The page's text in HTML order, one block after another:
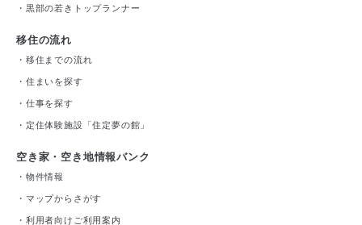
・ 黒部の若きトップランナー
移住の流れ
・ 移住までの流れ
・ 住まいを探す
・ 仕事を探す
・ 定住体験施設「住定夢の館」
空き家・空き地情報バンク
・ 物件情報
・ マップからさがす
・ 利用者向けご利用案内